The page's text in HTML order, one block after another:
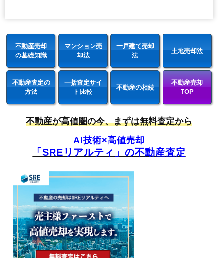
不動産売却
の基礎知識
マンション売
却法
一戸建て売却
法
土地売却法
不動産査定の
方法
一括査定サイ
ト比較
不動産の相続
不動産売却
TOP
不動産が高値圏の今、まずは無料査定から
AI技術×高値売却
「SREリアルティ」の不動産査定